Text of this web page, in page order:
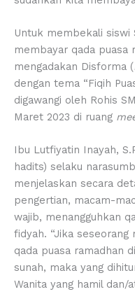
Untuk membekali siswi
membayar qada puasa
mengadakan Disforma (
dengan tema “Fiqih
digawangi oleh Rohis
Maret 2023 di ruang
Ibu Lutfiyatin Inayah,
hadits) selaku
menjelaskan secara
pengertian, macam-
wajib, menangguhkan
fidyah. “Jika seseorang
qada puasa ramadhan
sunah, maka yang
Wanita yang hamil dan/